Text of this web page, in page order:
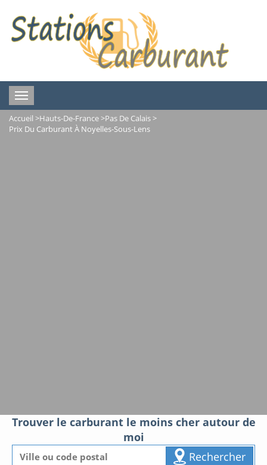
Toggle
navigation
Accueil >Hauts-De-France>Pas De Calais>
Prix Du Carburant À Noyelles-Sous-Lens
Trouver le carburant le moins cher autour de
moi
Rechercher